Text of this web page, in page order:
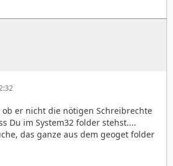
ob er nicht die nötigen Schreibrechte
Du im System32 folder stehst....
das ganze aus dem geoget folder